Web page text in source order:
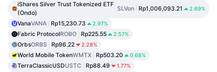
iShares Silver Trust Tokenized ETF
(Ondo)
SLVon Rp1,006,093.21 2.69%
VanaVANA Rp15,230.73 2.97%
Fabric ProtocolROBO Rp225.55 2.57%
OrbsORBS Rp96.22 2.28%
World Mobile TokenWMTX Rp503.20 0.68%
TerraClassicUSDUSTC Rp88.49 1.77%